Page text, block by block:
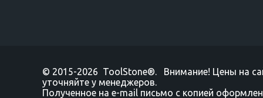
© 2015-2026 ToolStone®. Внимание! Цены на
уточняйте у менеджеров.
Полученное на e-mail письмо с копией